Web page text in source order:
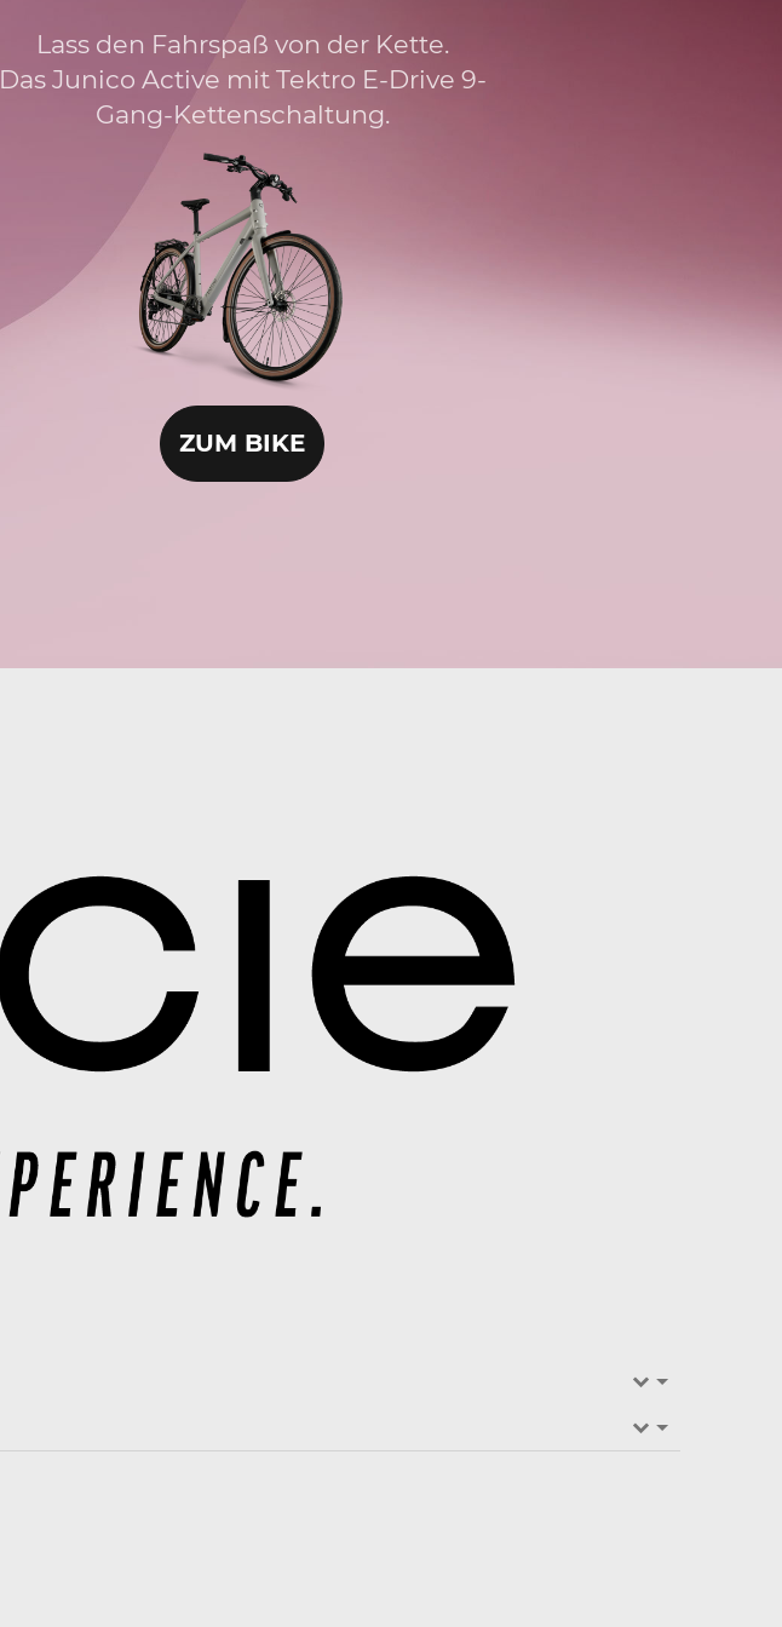
Lass den Fahrspaß von der Kette.
Das Junico Active mit Tektro E-Drive 9-
Gang-Kettenschaltung.
ZUM BIKE